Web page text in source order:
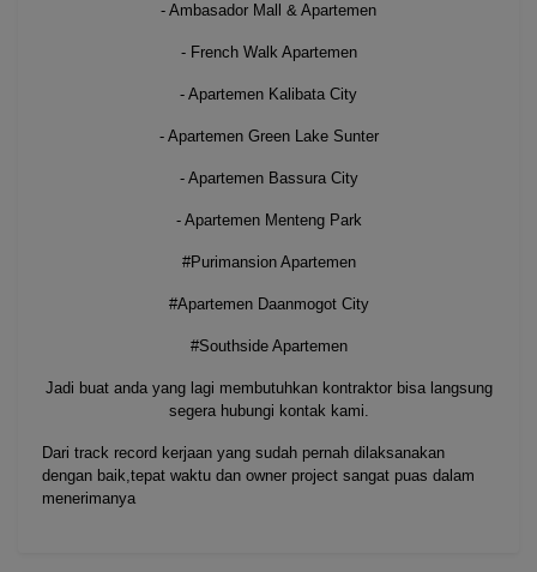
- Ambasador Mall & Apartemen
- French Walk Apartemen
- Apartemen Kalibata City
- Apartemen Green Lake Sunter
- Apartemen Bassura City
- Apartemen Menteng Park
#Purimansion Apartemen
#Apartemen Daanmogot City
#Southside Apartemen
Jadi buat anda yang lagi membutuhkan kontraktor bisa langsung
segera hubungi kontak kami.
Dari track record kerjaan yang sudah pernah dilaksanakan
dengan baik,tepat waktu dan owner project sangat puas dalam
menerimanya